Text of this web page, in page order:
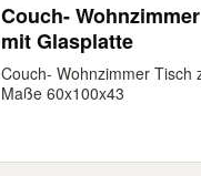
Couch- Wohnzimmer
mit Glasplatte
Couch- Wohnzimmer Tisch
Maße 60x100x43